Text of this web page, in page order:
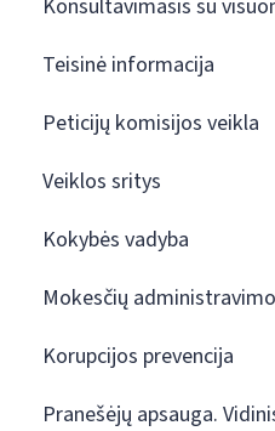
Konsultavimasis su
Teisinė informacija
Peticijų komisijos veikla
Veiklos sritys
Kokybės vadyba
Mokesčių
Korupcijos prevencija
Pranešėjų apsauga.